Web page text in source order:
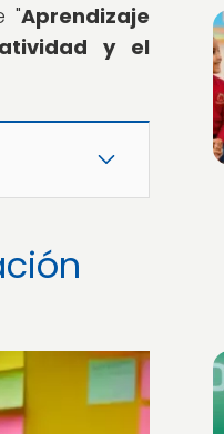
"Aprendizaje
y el